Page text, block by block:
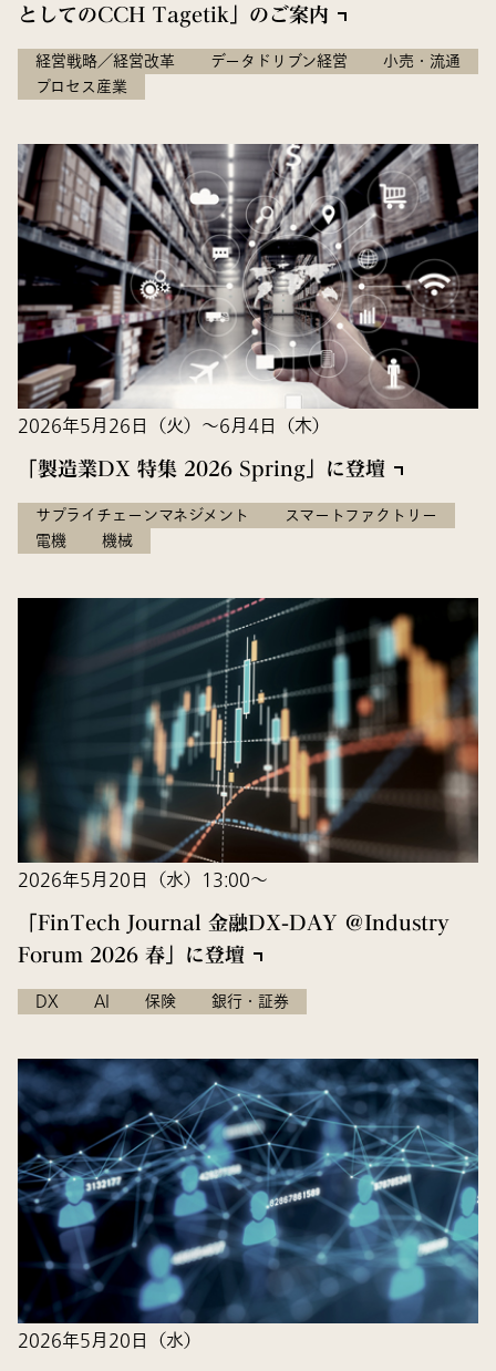
としてのCCH Tagetik​」のご案内
経営戦略／経営改革 データドリブン経営
小売・流通
プロセス産業
2026年5月26日（火）～6月4日（木）
「製造業DX 特集 2026 Spring」に登壇
サプライチェーンマネジメント
スマートファクトリー
電機
機械
2026年5月20日（水）13:00〜
「FinTech Journal 金融DX-DAY ＠Industry
Forum 2026 春」に登壇
DX AI 保険 銀行・証券
2026年5月20日（水）